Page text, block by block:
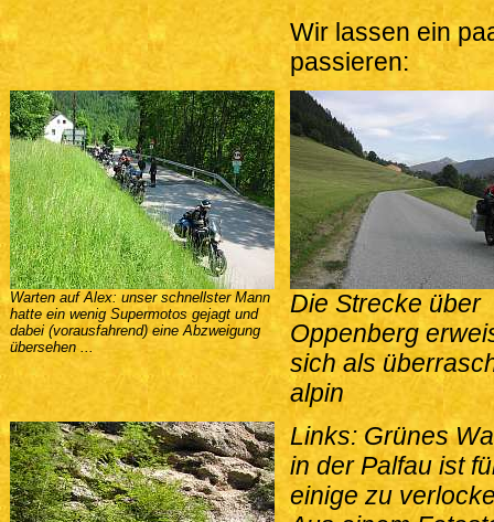
Wir lassen ein
passieren:
Warten auf Alex: unser schnellster Mann
hatte ein wenig Supermotos gejagt und
dabei (vorausfahrend) eine Abzweigung
übersehen ...
Die Strecke über
Oppenberg
sich als
alpin
Links: Grünes
in der Palfau ist
einige zu